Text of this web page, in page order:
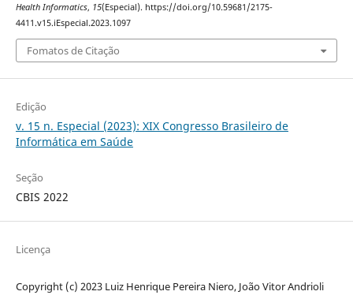
Health Informatics, 15(Especial). https://doi.org/10.59681/2175-
4411.v15.iEspecial.2023.1097
Fomatos de Citação
Edição
v. 15 n. Especial (2023): XIX Congresso Brasileiro de
Informática em Saúde
Seção
CBIS 2022
Licença
Copyright (c) 2023 Luiz Henrique Pereira Niero, João Vitor Andrioli